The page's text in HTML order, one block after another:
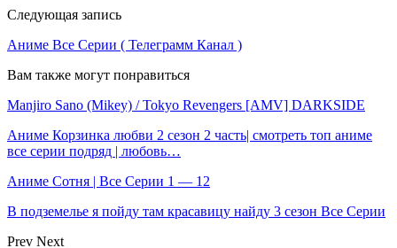
Следующая запись
Аниме Все Серии ( Телеграмм Канал )
Вам также могут понравиться
Manjiro Sano (Mikey) / Tokyo Revengers [AMV] DARKSIDE
Аниме Корзинка любви 2 сезон 2 часть| смотреть топ аниме
все серии подряд | любовь…
Аниме Сотня | Все Серии 1 — 12
В подземелье я пойду там красавицу найду 3 сезон Все Серии
Prev Next